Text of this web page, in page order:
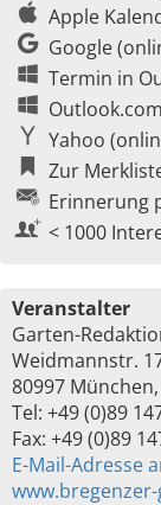
Apple
Google
Termin in
Yahoo
Zur
Erinnerung
< 1000
Veranstalter
Garten-
Weidmannstr.
80997
Tel: +49 (0)89
Fax: +49 (0)89
E-Mail-Adresse